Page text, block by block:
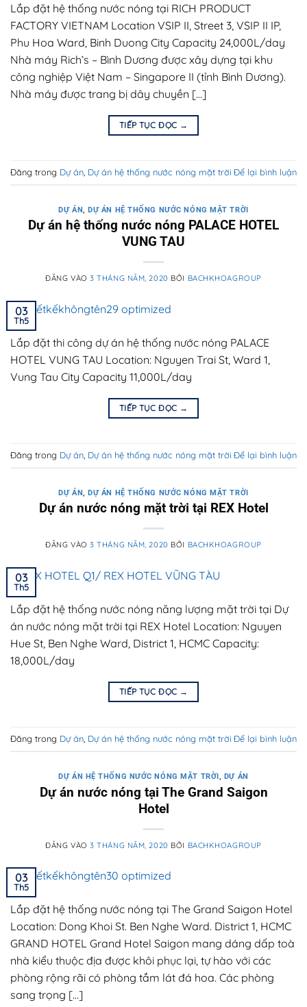
Lắp đặt hệ thống nước nóng tại RICH PRODUCT
FACTORY VIETNAM Location VSIP II, Street 3, VSIP II IP,
Phu Hoa Ward, Binh Duong City Capacity 24,000L/day
Nhà máy Rich’s – Bình Dương được xây dựng tại khu
công nghiệp Việt Nam – Singapore II (tỉnh Bình Dương).
Nhà máy được trang bị dây chuyền […]
TIẾP TỤC ĐỌC →
Đăng trong Dự án Dự án hệ thống nước nóng mặt trời Để lại bình luận
DỰ ÁN,DỰ ÁN HỆ THỐNG NƯỚC NÓNG MẶT TRỜI
Dự án hệ thống nước nóng PALACE HOTEL
VUNG TAU
ĐĂNG VÀO3 THÁNG NĂM, 2020 BỞI BACHKHOAGROUP
03
Th5
Lắp đặt thi công dự án hệ thống nước nóng PALACE
HOTEL VUNG TAU Location: Nguyen Trai St, Ward 1,
Vung Tau City Capacity 11,000L/day
TIẾP TỤC ĐỌC →
Đăng trong Dự án, Dự án hệ thống nước nóng mặt trời Để lại bình luận
DỰ ÁN,DỰ ÁN HỆ THỐNG NƯỚC NÓNG MẶT TRỜI
Dự án nước nóng mặt trời tại REX Hotel
ĐĂNG VÀO3 THÁNG NĂM, 2020 BỞI BACHKHOAGROUP
03
Th5
Lắp đặt hệ thống nước nóng năng lượng mặt trời tại Dự
án nước nóng mặt trời tại REX Hotel Location: Nguyen
Hue St, Ben Nghe Ward, District 1, HCMC Capacity:
18,000L/day
TIẾP TỤC ĐỌC →
Đăng trong Dự án, Dự án hệ thống nước nóng mặt trời Để lại bình luận
DỰ ÁN HỆ THỐNG NƯỚC NÓNG MẶT TRỜI, DỰ ÁN
Dự án nước nóng tại The Grand Saigon
Hotel
ĐĂNG VÀO3 THÁNG NĂM, 2020 BỞI BACHKHOAGROUP
03
Th5
Lắp đặt hệ thống nước nóng tại The Grand Saigon Hotel
Location: Dong Khoi St. Ben Nghe Ward. District 1, HCMC
GRAND HOTEL Grand Hotel Saigon mang dáng dấp toà
nhà kiểu thuộc địa được khôi phục lại, tự hào với các
phòng rộng rãi có phòng tắm lát đá hoa. Các phòng
sang trọng […]